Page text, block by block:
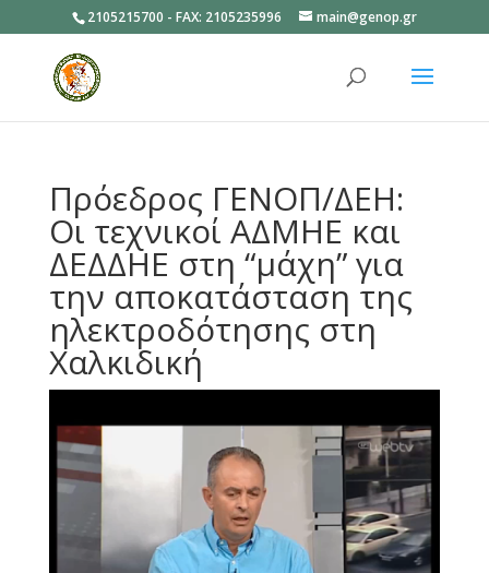
2105215700 - FAX: 2105235996 main@genop.gr
Πρόεδρος ΓΕΝΟΠ/ΔΕΗ:
Oι τεχνικοί ΑΔΜΗΕ και
ΔΕΔΔΗΕ στη “μάχη” για
την αποκατάσταση της
ηλεκτροδότησης στη
Χαλκιδική